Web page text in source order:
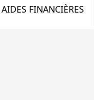
AIDES FINANCIÈRES